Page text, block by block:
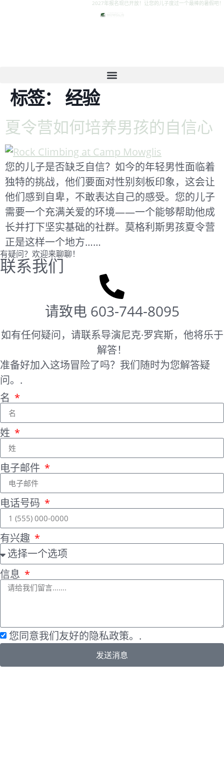
2027年报名现已开放！让您的儿子度过一个最棒的暑假吧！
标签： 经验
夏令营如何培养男孩的自信心
您的儿子是否缺乏自信？如今的年轻男性面临着
独特的挑战，他们要面对性别刻板印象，这会让
他们感到自卑，不敢表达自己的感受。您的儿子
需要一个充满关爱的环境——一个能够帮助他成
长并打下坚实基础的社群。莫格利斯男孩夏令营
正是这样一个地方……
有疑问？欢迎来聊聊！
联系我们
请致电 603-744-8095
如有任何疑问，请联系导演尼克·罗宾斯，他将乐于
解答！
准备好加入这场冒险了吗？我们随时为您解答疑
问。.
名
姓
电子邮件
电话号码
有兴趣
信息
您同意我们友好的隐私政策。.
发送消息